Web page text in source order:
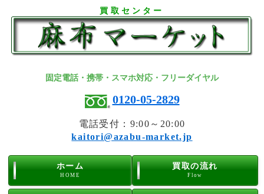
買取センター
固定電話・携帯・スマホ対応・フリーダイヤル
0120-05-2829
電話受付：9:00～20:00
kaitori@azabu-market.jp
ホーム
HOME
買取の流れ
Flow